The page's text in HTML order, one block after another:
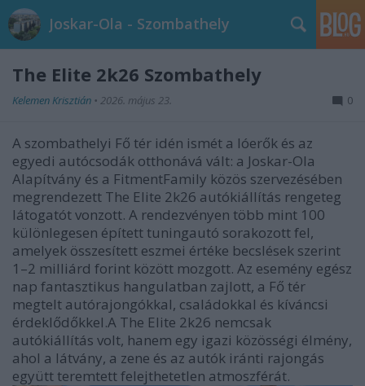
Joskar-Ola - Szombathely
The Elite 2k26 Szombathely
Kelemen Krisztián • 2026. május 23. 0
A szombathelyi Fő tér idén ismét a lóerők és az
egyedi autócsodák otthonává vált: a Joskar-Ola
Alapítvány és a FitmentFamily közös szervezésében
megrendezett The Elite 2k26 autókiállítás rengeteg
látogatót vonzott. A rendezvényen több mint 100
különlegesen épített tuningautó sorakozott fel,
amelyek összesített eszmei értéke becslések szerint
1–2 milliárd forint között mozgott. Az esemény egész
nap fantasztikus hangulatban zajlott, a Fő tér
megtelt autórajongókkal, családokkal és kíváncsi
érdeklődőkkel.A The Elite 2k26 nemcsak
autókiállítás volt, hanem egy igazi közösségi élmény,
ahol a látvány, a zene és az autók iránti rajongás
együtt teremtett felejthetetlen atmoszférát.